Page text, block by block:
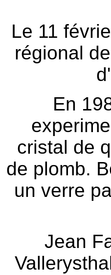
Le 11
régional
En
cristal de
de plomb.
un verre
Jean